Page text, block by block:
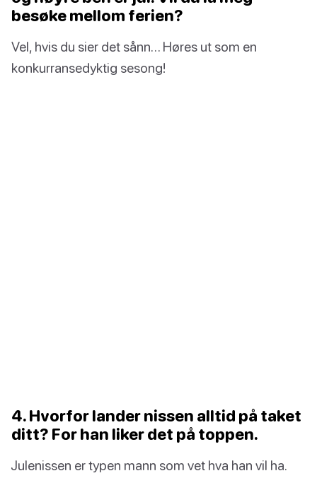
besøke mellom ferien?
Vel, hvis du sier det sånn… Høres ut som en
konkurransedyktig sesong!
4. Hvorfor lander nissen alltid på taket
ditt? For han liker det på toppen.
Julenissen er typen mann som vet hva han vil ha.